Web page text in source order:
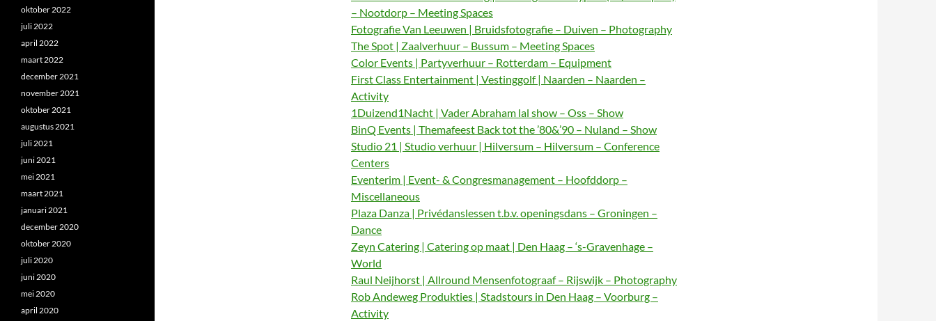
– Nootdorp – Meeting Spaces
Fotografie Van Leeuwen | Bruidsfotografie – Duiven – Photography
The Spot | Zaalverhuur – Bussum – Meeting Spaces
Color Events | Partyverhuur – Rotterdam – Equipment
First Class Entertainment | Vestinggolf | Naarden – Naarden –
Activity
1Duizend1Nacht | Vader Abraham lal show – Oss – Show
BinQ Events | Themafeest Back tot the ’80&’90 – Nuland – Show
Studio 21 | Studio verhuur | Hilversum – Hilversum – Conference
Centers
Eventerim | Event- & Congresmanagement – Hoofddorp –
Miscellaneous
Plaza Danza | Privédanslessen t.b.v. openingsdans – Groningen –
Dance
Zeyn Catering | Catering op maat | Den Haag – ‘s-Gravenhage –
World
Raul Neijhorst | Allround Mensenfotograaf – Rijswijk – Photography
Rob Andeweg Produkties | Stadstours in Den Haag – Voorburg –
Activity
oktober 2022
juli 2022
april 2022
maart 2022
december 2021
november 2021
oktober 2021
augustus 2021
juli 2021
juni 2021
mei 2021
maart 2021
januari 2021
december 2020
oktober 2020
juli 2020
juni 2020
mei 2020
april 2020